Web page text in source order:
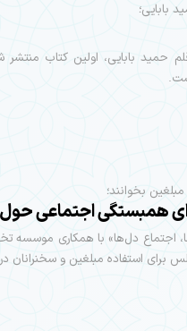
بابایی؛
حمید بابایی، اولین کتاب
بخوانند؛
همبستگی اجتماعی
اجتماع دل‌ها» با همکاری